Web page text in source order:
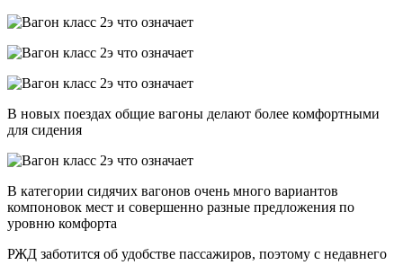
В новых поездах общие вагоны делают более комфортными
для сидения
В категории сидячих вагонов очень много вариантов
компоновок мест и совершенно разные предложения по
уровню комфорта
РЖД заботится об удобстве пассажиров, поэтому с недавнего